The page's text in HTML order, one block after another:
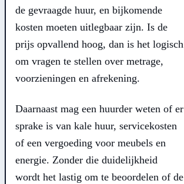
de gevraagde huur, en bijkomende
kosten moeten uitlegbaar zijn. Is de
prijs opvallend hoog, dan is het logisch
om vragen te stellen over metrage,
voorzieningen en afrekening.
Daarnaast mag een huurder weten of er
sprake is van kale huur, servicekosten
of een vergoeding voor meubels en
energie. Zonder die duidelijkheid
wordt het lastig om te beoordelen of de